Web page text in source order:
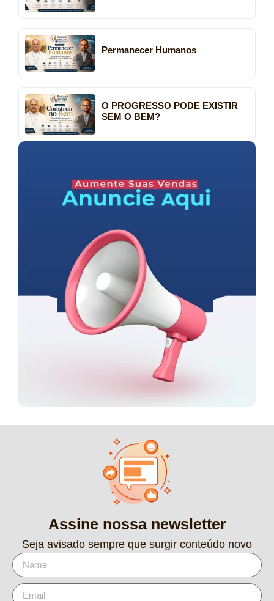
Permanecer Humanos
O PROGRESSO PODE EXISTIR
SEM O BEM?
Assine nossa newsletter
Seja avisado sempre que surgir conteúdo novo